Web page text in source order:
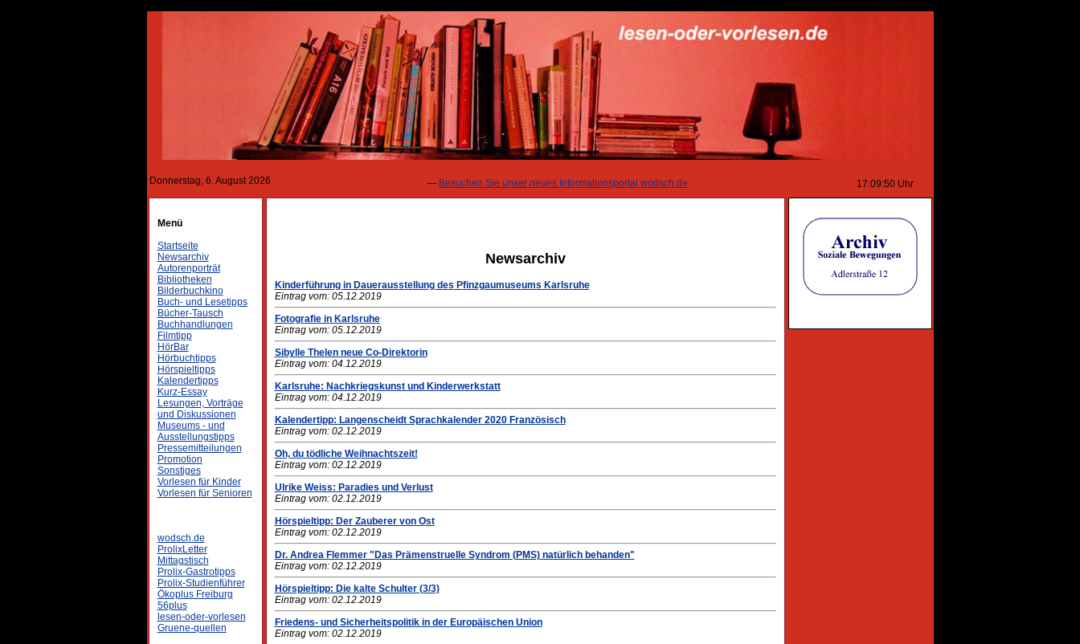
Donnerstag, 6. August 2026 Besuchen Sie unser neues Informationsportal wodsch.de 17:09:50Uhr
Menü
Startseite
Newsarchiv
Autorenporträt
Bibliotheken
Bilderbuchkino
Buch- und Lesetipps
Bücher-Tausch
Buchhandlungen
Filmtipp
HörBar
Hörbuchtipps
Hörspieltipps
Kalendertipps
Kurz-Essay
Lesungen, Vorträge
und Diskussionen
Museums - und
Ausstellungstipps
Pressemitteilungen
Promotion
Sonstiges
Vorlesen für Kinder
Vorlesen für Senioren
wodsch.de
ProlixLetter
Mittagstisch
Prolix-Gastrotipps
Prolix-Studienführer
Ökoplus Freiburg
56plus
lesen-oder-vorlesen
Gruene-quellen
Newsarchiv
Kinderführung in Dauerausstellung des Pfinzgaumuseums Karlsruhe
Eintrag vom: 05.12.2019
Fotografie in Karlsruhe
Eintrag vom: 05.12.2019
Sibylle Thelen neue Co-Direktorin
Eintrag vom: 04.12.2019
Karlsruhe: Nachkriegskunst und Kinderwerkstatt
Eintrag vom: 04.12.2019
Kalendertipp: Langenscheidt Sprachkalender 2020 Französisch
Eintrag vom: 02.12.2019
Oh, du tödliche Weihnachtszeit!
Eintrag vom: 02.12.2019
Ulrike Weiss: Paradies und Verlust
Eintrag vom: 02.12.2019
Hörspieltipp: Der Zauberer von Ost
Eintrag vom: 02.12.2019
Dr. Andrea Flemmer "Das Prämenstruelle Syndrom (PMS) natürlich behanden"
Eintrag vom: 02.12.2019
Hörspieltipp: Die kalte Schulter (3/3)
Eintrag vom: 02.12.2019
Friedens- und Sicherheitspolitik in der Europäischen Union
Eintrag vom: 02.12.2019